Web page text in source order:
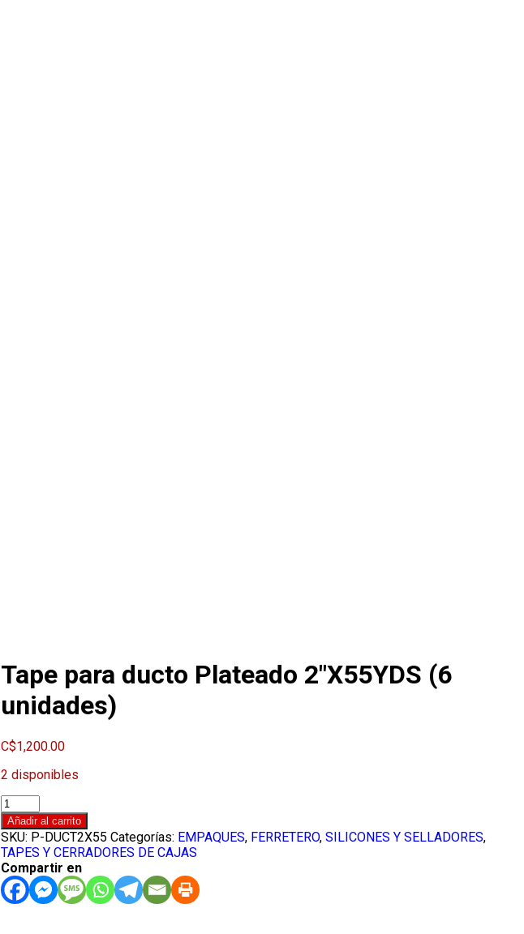
Tape para ducto Plateado 2″X55YDS (6
unidades)
C$1,200.00
2 disponibles
Tape
para
ducto
Plateado
2"X55YDS
(6
unidades)
Añadir al carrito
SKU: P-DUCT2X55 Categorías: EMPAQUES, FERRETERO, SILICONES Y SELLADORES,
TAPES Y CERRADORES DE CAJAS
Compartir en